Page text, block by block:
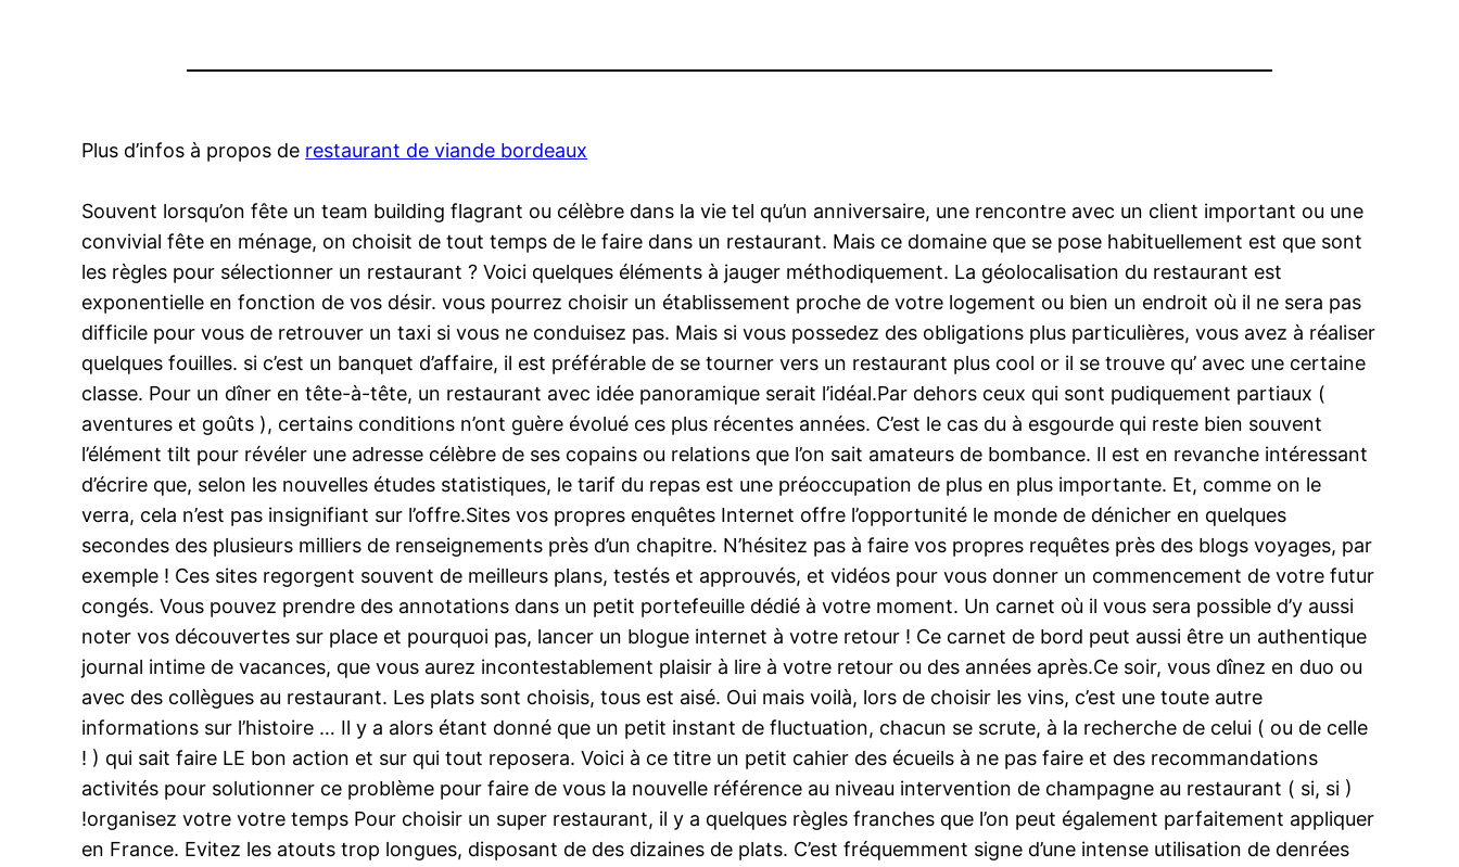
Plus d’infos à propos de restaurant de viande bordeaux
Souvent lorsqu’on fête un team building flagrant ou célèbre dans la vie tel qu’un anniversaire, une rencontre avec un client important ou une
convivial fête en ménage, on choisit de tout temps de le faire dans un restaurant. Mais ce domaine que se pose habituellement est que sont
les règles pour sélectionner un restaurant ? Voici quelques éléments à jauger méthodiquement. La géolocalisation du restaurant est
exponentielle en fonction de vos désir. vous pourrez choisir un établissement proche de votre logement ou bien un endroit où il ne sera pas
difficile pour vous de retrouver un taxi si vous ne conduisez pas. Mais si vous possedez des obligations plus particulières, vous avez à réaliser
quelques fouilles. si c’est un banquet d’affaire, il est préférable de se tourner vers un restaurant plus cool or il se trouve qu’ avec une certaine
classe. Pour un dîner en tête-à-tête, un restaurant avec idée panoramique serait l’idéal.Par dehors ceux qui sont pudiquement partiaux (
aventures et goûts ), certains conditions n’ont guère évolué ces plus récentes années. C’est le cas du à esgourde qui reste bien souvent
l’élément tilt pour révéler une adresse célèbre de ses copains ou relations que l’on sait amateurs de bombance. Il est en revanche intéressant
d’écrire que, selon les nouvelles études statistiques, le tarif du repas est une préoccupation de plus en plus importante. Et, comme on le
verra, cela n’est pas insignifiant sur l’offre.Sites vos propres enquêtes Internet offre l’opportunité le monde de dénicher en quelques
secondes des plusieurs milliers de renseignements près d’un chapitre. N’hésitez pas à faire vos propres requêtes près des blogs voyages, par
exemple ! Ces sites regorgent souvent de meilleurs plans, testés et approuvés, et vidéos pour vous donner un commencement de votre futur
congés. Vous pouvez prendre des annotations dans un petit portefeuille dédié à votre moment. Un carnet où il vous sera possible d’y aussi
noter vos découvertes sur place et pourquoi pas, lancer un blogue internet à votre retour ! Ce carnet de bord peut aussi être un authentique
journal intime de vacances, que vous aurez incontestablement plaisir à lire à votre retour ou des années après.Ce soir, vous dînez en duo ou
avec des collègues au restaurant. Les plats sont choisis, tous est aisé. Oui mais voilà, lors de choisir les vins, c’est une toute autre
informations sur l’histoire … Il y a alors étant donné que un petit instant de fluctuation, chacun se scrute, à la recherche de celui ( ou de celle
! ) qui sait faire LE bon action et sur qui tout reposera. Voici à ce titre un petit cahier des écueils à ne pas faire et des recommandations
activités pour solutionner ce problème pour faire de vous la nouvelle référence au niveau intervention de champagne au restaurant ( si, si )
!organisez votre votre temps Pour choisir un super restaurant, il y a quelques règles franches que l’on peut également parfaitement appliquer
en France. Evitez les atouts trop longues, disposant de des dizaines de plats. C’est fréquemment signe d’une intense utilisation de denrées